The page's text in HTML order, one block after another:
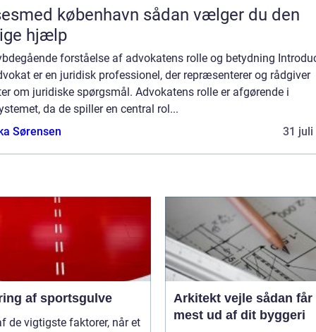
københavn sådan vælger du den
hjælp
forståelse af advokatens rolle og betydning
er en juridisk professionel, der repræsenterer og rådgiver
om juridiske spørgsmål. Advokatens rolle er afgørende i
da de spiller en central rol...
Sørensen
31 juli
af sportsgulve
de vigtigste faktorer, når et
Arkitekt vejle sådan får du
mest ud af dit byggeri